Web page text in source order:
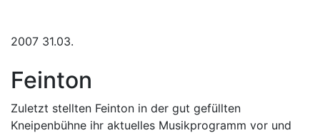
2007 31.03.
Feinton
Zuletzt stellten Feinton in der gut gefüllten
Kneipenbühne ihr aktuelles Musikprogramm vor und